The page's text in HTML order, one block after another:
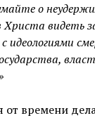
о
Христа видеть
идеологиями
времени